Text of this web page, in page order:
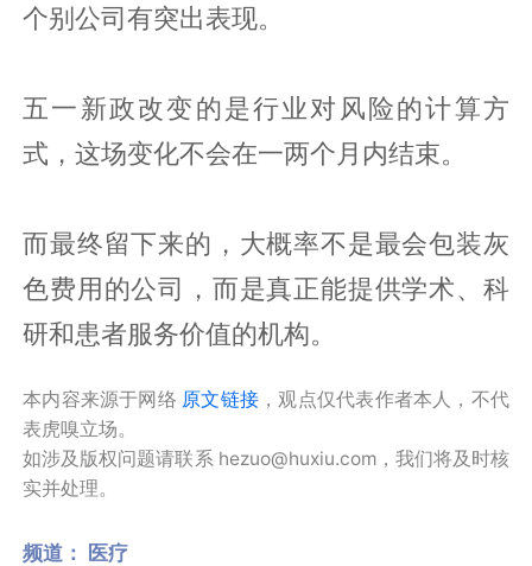
个别公司有突出表现。
五一新政改变的是行业对风险的计算方
式，这场变化不会在一两个月内结束。
而最终留下来的，大概率不是最会包装灰
色费用的公司，而是真正能提供学术、科
研和患者服务价值的机构。
本内容来源于网络 原文链接 ，观点仅代表作者本人，不代
表虎嗅立场。
如涉及版权问题请联系 hezuo@huxiu.com，我们将及时核
实并处理。
频道： 医疗